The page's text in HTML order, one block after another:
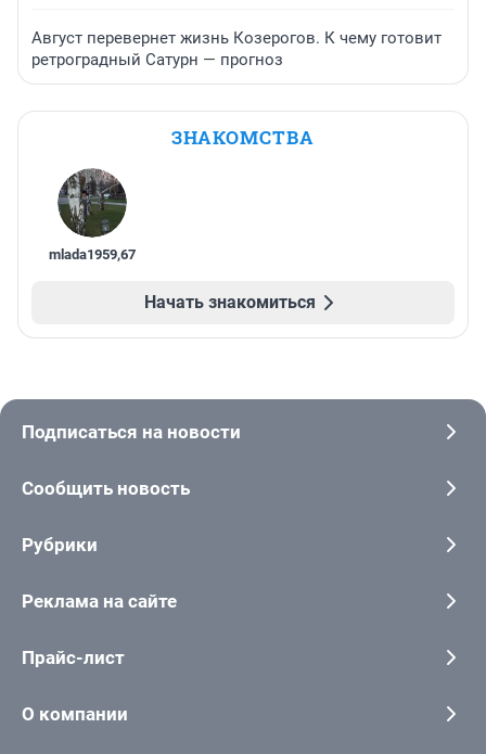
Август перевернет жизнь Козерогов. К чему готовит
ретроградный Сатурн — прогноз
ЗНАКОМСТВА
mlada1959,67
Начать знакомиться
Подписаться на новости
Сообщить новость
Рубрики
Реклама на сайте
Прайс-лист
О компании